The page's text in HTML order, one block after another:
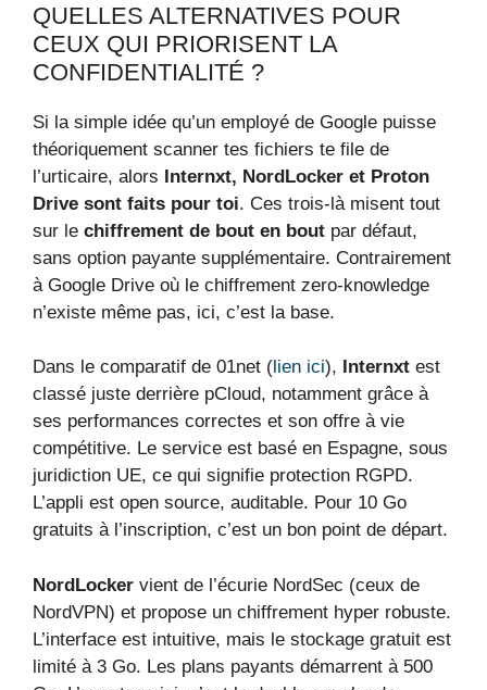
QUELLES ALTERNATIVES POUR
CEUX QUI PRIORISENT LA
CONFIDENTIALITÉ ?
Si la simple idée qu’un employé de Google puisse
théoriquement scanner tes fichiers te file de
l’urticaire, alors Internxt, NordLocker et Proton
Drive sont faits pour toi. Ces trois-là misent tout
sur le chiffrement de bout en bout par défaut,
sans option payante supplémentaire. Contrairement
à Google Drive où le chiffrement zero-knowledge
n’existe même pas, ici, c’est la base.
Dans le comparatif de 01net ( lien ici), Internxt est
classé juste derrière pCloud, notamment grâce à
ses performances correctes et son offre à vie
compétitive. Le service est basé en Espagne, sous
juridiction UE, ce qui signifie protection RGPD.
L’appli est open source, auditable. Pour 10 Go
gratuits à l’inscription, c’est un bon point de départ.
NordLocker vient de l’écurie NordSec (ceux de
NordVPN) et propose un chiffrement hyper robuste.
L’interface est intuitive, mais le stockage gratuit est
limité à 3 Go. Les plans payants démarrent à 500